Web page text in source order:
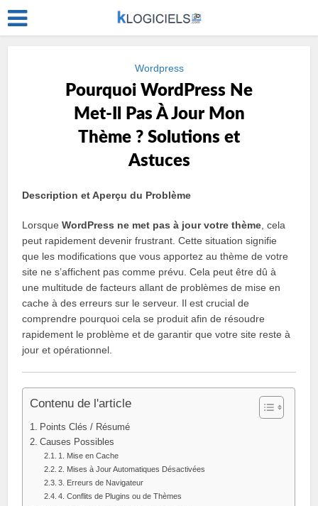
Wordpress
Pourquoi WordPress Ne
Met-Il Pas À Jour Mon
Thème ? Solutions et
Astuces
Description et Aperçu du Problème
LorsqueWordPress ne met pas à jour votre thème , cela
peut rapidement devenir frustrant. Cette situation signifie
que les modifications que vous apportez au thème de votre
site ne s’affichent pas comme prévu. Cela peut être dû à
une multitude de facteurs allant de problèmes de mise en
cache à des erreurs sur le serveur. Il est crucial de
comprendre pourquoi cela se produit afin de résoudre
rapidement le problème et de garantir que votre site reste à
jour et opérationnel.
Contenu de l'article
Points Clés / Résumé
Causes Possibles
1. Mise en Cache
2. Mises à Jour Automatiques Désactivées
3. Erreurs de Navigateur
4. Conflits de Plugins ou de Thèmes